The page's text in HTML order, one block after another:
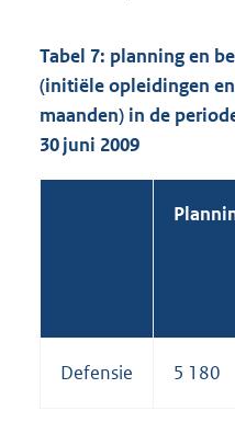
Tabel 7: planning en
(initiële opleidingen
maanden) in de
30 juni 2009
Defensie 5 180